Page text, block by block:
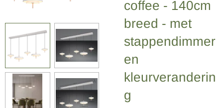
coffee - 140cm
breed - met
stappendimmer
en
kleurveranderin
g